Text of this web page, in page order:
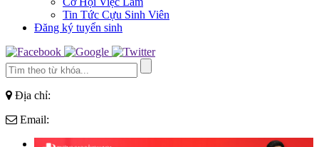
Tin Tức Cựu Sinh Viên
Đăng ký tuyển sinh
Địa chỉ:
Email: